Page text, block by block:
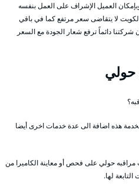
العميل الإشراف على العمل بنفسه
لا يتقاضى سعر مرتفع كما في باقي
دائماً ترفع شعار الجودة مع السعر
حولي
هذه اضافة الى عدة خدمات اخرى أيضا
حولي على فحص أو معاينة الكاميرا من
لها.